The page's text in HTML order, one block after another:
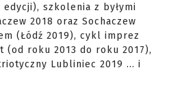
szkolenia z byłymi
2018 oraz Sochaczew
(Łódź 2019), cykl imprez
(od roku 2013 do roku 2017),
Lubliniec 2019 ... i